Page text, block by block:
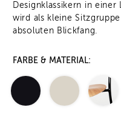
Designklassikern in
wird als kleine
absoluten Blickfang.
FARBE & MATERIAL: